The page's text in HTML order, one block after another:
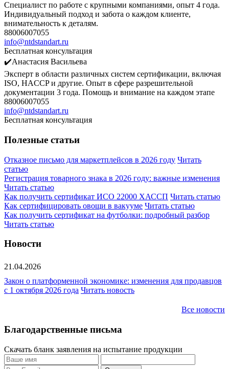
Специалист по работе с крупными компаниями, опыт 4 года.
Индивидуальный подход и забота о каждом клиенте,
внимательность к деталям.
88006007055
info@ntdstandart.ru
Бесплатная консультация
✔️Анастасия Васильева
Эксперт в области различных систем сертификации, включая
ISO, HACCP и другие. Опыт в сфере разрешительной
документации 3 года. Помощь и внимание на каждом этапе
88006007055
info@ntdstandart.ru
Бесплатная консультация
Полезные статьи
Отказное письмо для маркетплейсов в 2026 году Читать
статью
Регистрация товарного знака в 2026 году: важные изменения
Читать статью
Как получить сертификат ИСО 22000 ХАССП Читать статью
Как сертифицировать овощи в вакууме Читать статью
Как получить сертификат на футболки: подробный разбор
Читать статью
Новости
21.04.2026
Закон о платформенной экономике: изменения для продавцов
с 1 октября 2026 года Читать новость
Все новости
Благодарственные письма
Скачать бланк заявления на испытание продукции